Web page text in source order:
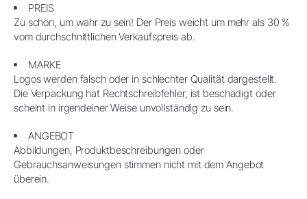
PREIS
Zu schön, um wahr zu sein! Der Preis weicht um mehr als 30 %
vom durchschnittlichen Verkaufspreis ab.
MARKE
Logos werden falsch oder in schlechter Qualität dargestellt.
Die Verpackung hat Rechtschreibfehler, ist beschädigt oder
scheint in irgendeiner Weise unvollständig zu sein.
ANGEBOT
Abbildungen, Produktbeschreibungen oder
Gebrauchsanweisungen stimmen nicht mit dem Angebot
überein.